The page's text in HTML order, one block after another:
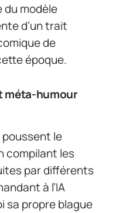
du modèle
d’un trait
de
époque.
méta-humour
le
compilant les
par différents
à l’IA
sa propre blague